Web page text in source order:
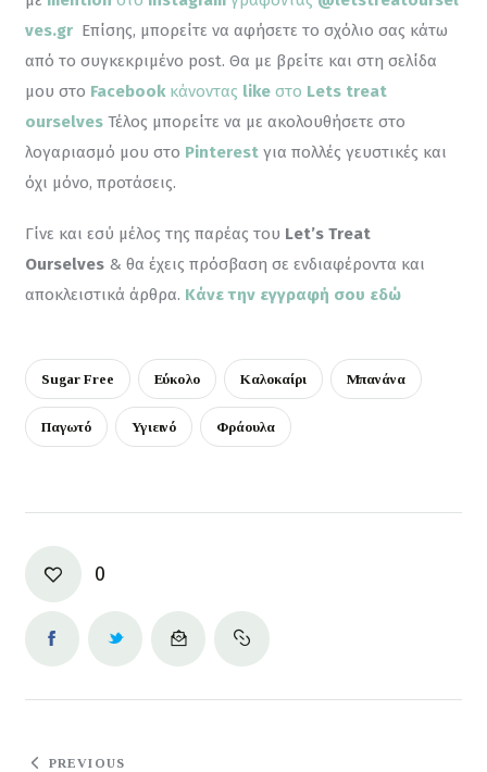
ves.gr Επίσης, μπορείτε να αφήσετε το σχόλιο σας κάτω
από το συγκεκριμένο post. Θα με βρείτε και στη σελίδα
μου στο Facebook κάνοντας like στο Lets treat
ourselves Τέλος μπορείτε να με ακολουθήσετε στο
λογαριασμό μου στο Pinterest για πολλές γευστικές και
όχι μόνο, προτάσεις.
Γίνε και εσύ μέλος της παρέας του Let’s Treat
Ourselves & θα έχεις πρόσβαση σε ενδιαφέροντα και
αποκλειστικά άρθρα. Κάνε την εγγραφή σου εδώ
Sugar Free Εύκολο Καλοκαίρι Μπανάνα
Παγωτό Υγιεινό Φράουλα
0
PREVIOUS